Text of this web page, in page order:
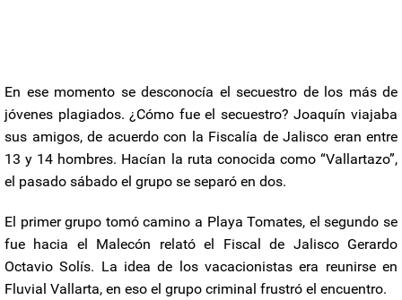
En ese momento se desconocía el secuestro de los más de
jóvenes plagiados. ¿Cómo fue el secuestro? Joaquín viajaba
sus amigos, de acuerdo con la Fiscalía de Jalisco eran entre
13 y 14 hombres. Hacían la ruta conocida como “Vallartazo”,
el pasado sábado el grupo se separó en dos.
El primer grupo tomó camino a Playa Tomates, el segundo se
fue hacia el Malecón relató el Fiscal de Jalisco Gerardo
Octavio Solís. La idea de los vacacionistas era reunirse en
Fluvial Vallarta, en eso el grupo criminal frustró el encuentro.